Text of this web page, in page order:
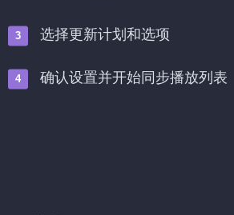
选择更新计划和选项
确认设置并开始同步播放列表